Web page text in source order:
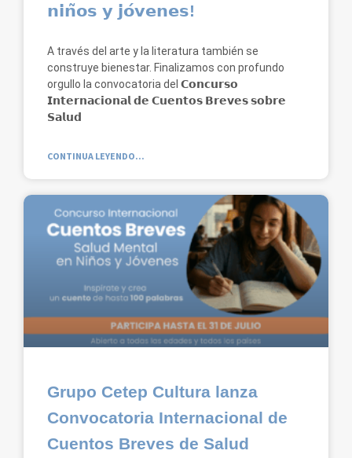
𝗻𝗶𝗻̃𝗼𝘀 𝘆 𝗷𝗼́𝘃𝗲𝗻𝗲𝘀!
A través del arte y la literatura también se
construye bienestar. Finalizamos con profundo
orgullo la convocatoria del 𝗖𝗼𝗻𝗰𝘂𝗿𝘀𝗼
𝗜𝗻𝘁𝗲𝗿𝗻𝗮𝗰𝗶𝗼𝗻𝗮𝗹 𝗱𝗲 𝗖𝘂𝗲𝗻𝘁𝗼𝘀 𝗕𝗿𝗲𝘃𝗲𝘀 𝘀𝗼𝗯𝗿𝗲
𝗦𝗮𝗹𝘂𝗱
CONTINUA LEYENDO...
Grupo Cetep Cultura lanza
Convocatoria Internacional de
Cuentos Breves de Salud